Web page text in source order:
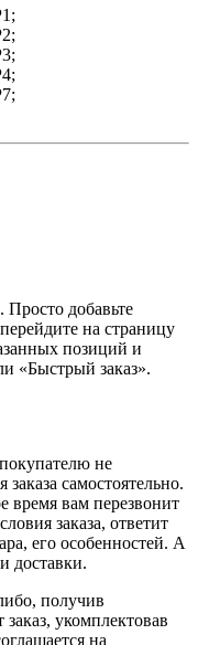
Просто добавьте
на страницу
позиций и
«Быстрый заказ».
не
самостоятельно.
время вам перезвонит
заказа, ответит
его особенностей. А
доставки.
получив
укомплектовав
на